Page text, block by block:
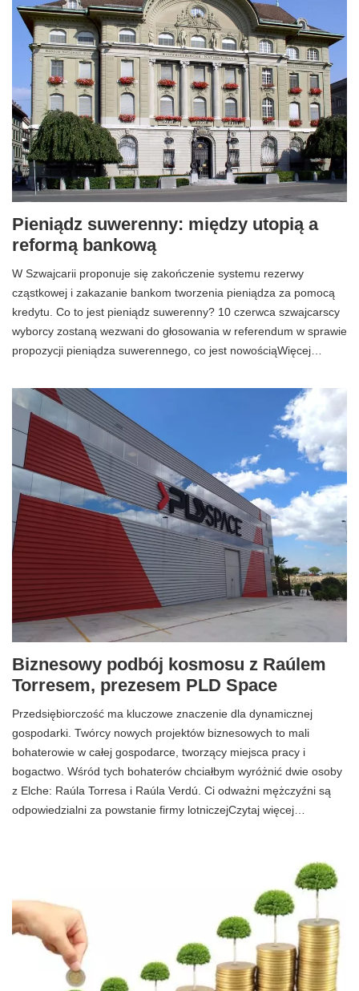
Pieniądz suwerenny: między utopią a
reformą bankową
W Szwajcarii proponuje się zakończenie systemu rezerwy
cząstkowej i zakazanie bankom tworzenia pieniądza za pomocą
kredytu. Co to jest pieniądz suwerenny? 10 czerwca szwajcarscy
wyborcy zostaną wezwani do głosowania w referendum w sprawie
propozycji pieniądza suwerennego, co jest nowościąWięcej…
Biznesowy podbój kosmosu z Raúlem
Torresem, prezesem PLD Space
Przedsiębiorczość ma kluczowe znaczenie dla dynamicznej
gospodarki. Twórcy nowych projektów biznesowych to mali
bohaterowie w całej gospodarce, tworzący miejsca pracy i
bogactwo. Wśród tych bohaterów chciałbym wyróżnić dwie osoby
z Elche: Raúla Torresa i Raúla Verdú. Ci odważni mężczyźni są
odpowiedzialni za powstanie firmy lotniczejCzytaj więcej…